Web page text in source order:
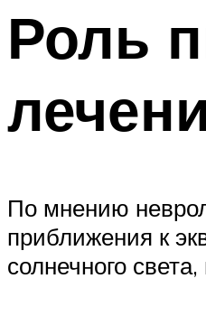
БАССЕЙН ДЛЯ ДОМА
МЕНЮ
Роль
По мнению
приближения к
солнечного